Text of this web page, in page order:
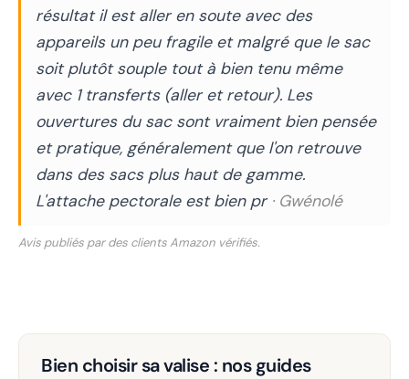
résultat il est aller en soute avec des
appareils un peu fragile et malgré que le sac
soit plutôt souple tout à bien tenu même
avec 1 transferts (aller et retour). Les
ouvertures du sac sont vraiment bien pensée
et pratique, généralement que l'on retrouve
dans des sacs plus haut de gamme.
L'attache pectorale est bien pr · Gwénolé
Avis publiés par des clients Amazon vérifiés.
Bien choisir sa valise : nos guides